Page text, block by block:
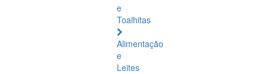
e
Toalhitas
Alimentação
e
Leites